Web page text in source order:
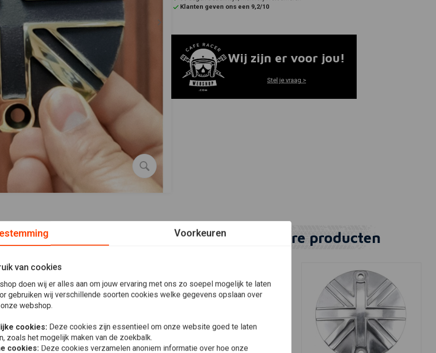
Klanten geven ons een 9,2/10
Wij zijn er voor jou!
Stel je vraag >
op zwarte Krackle afwerking. Deze cover is voor de
de kleinste van de twee ronde motordeksels.
Vergelijkbare producten
Voorkeuren
van cookies
doen wij er alles aan om jouw ervaring met ons zo soepel mogelijk te laten
gebruiken wij verschillende soorten cookies welke gegevens opslaan over
webshop.
cookies: Deze cookies zijn essentieel om onze website goed te laten
zoals het mogelijk maken van de zoekbalk.
cookies: Deze cookies verzamelen anoniem informatie over hoe onze